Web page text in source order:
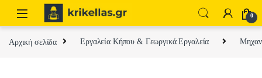
Skip to navigation
Skip to content
0
Αρχική σελίδα Εργαλεία Κήπου & Γεωργικά Εργαλεία